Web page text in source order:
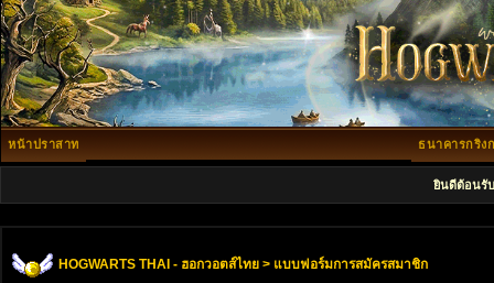
หน้าปราสาท ธนาคารกริง
ยินดีต้อนรับ
HOGWARTS THAI - ฮอกวอตส์ไทย > แบบฟอร์มการสมัครสมาชิก